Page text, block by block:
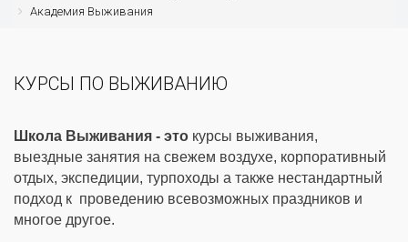
Академия Выживания
КУРСЫ ПО ВЫЖИВАНИЮ
Школа Выживания - это курсы выживания,
выездные занятия на свежем воздухе, корпоративный
отдых, экспедиции, турпоходы а также нестандартный
подход к проведению всевозможных праздников и
многое другое.